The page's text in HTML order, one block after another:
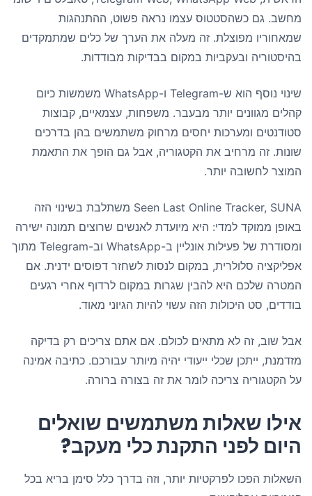
מחשב. גם כשהסטטוס עצמו נראה פשוט, ההתנהגות
שמאחוריו מפוצלת. זה מעלה את הערך של כלים שמתמקדים
בהיסטוריה ובעקביות במקום בבדיקות מבודדות.
שינוי נוסף הוא ש-Telegram ו-WhatsApp משמשות כיום
קהלים מגוונים יותר מבעבר. משפחות, עצמאיים, קבוצות
סטודנטים ומערכות יחסים מרחוק משתמשים בהן בדרכים
שונות. זה מרחיב את הקטגוריה, אבל גם הופך את התאמת
המוצר לחשובה יותר.
Seen Last Online Tracker, SUNA משתלבת בשינוי הזה
באופן ממוקד למדי: היא מיועדת לאנשים שרוצים תמונה ישירה
ומסודרת של פעילות אונליין ב-WhatsApp וב-Telegram מתוך
אפליקציה סלולרית, במקום לנסות לשחזר דפוסים ידנית. אם
המטרה שלכם היא להבין שגרות במקום לרדוף אחרי רגעים
בודדים, סט היכולות הזה עשוי להיות הגיוני מאוד.
אבל שוב, זה לא מתאים לכולם. אם אתם צריכים רק בדיקה
מזדמנת, ייתכן שכלי ייעודי יהיה מיותר עבורכם. כתיבה אמינה
על הקטגוריה צריכה לומר את זה בצורה ברורה.
אילו שאלות משתמשים שואלים
היום לפני התקנת כלי מעקב?
השאלות הפכו לפרקטיות יותר, וזה בדרך כלל סימן בריא בכל